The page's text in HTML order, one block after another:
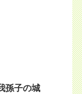
孫子の城